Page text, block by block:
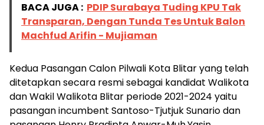
BACA JUGA : PDIP Surabaya Tuding KPU Tak
Transparan, Dengan Tunda Tes Untuk Balon
Machfud Arifin - Mujiaman
Kedua Pasangan Calon Pilwali Kota Blitar yang telah
ditetapkan secara resmi sebagai kandidat Walikota
dan Wakil Walikota Blitar periode 2021-2024 yaitu
pasangan incumbent Santoso-Tjutjuk Sunario dan